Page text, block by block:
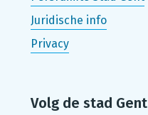
Juridische info
Privacy
Volg de stad Gent